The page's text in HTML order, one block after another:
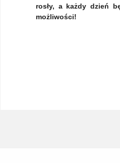
rosły, a każdy dzień
możliwości!